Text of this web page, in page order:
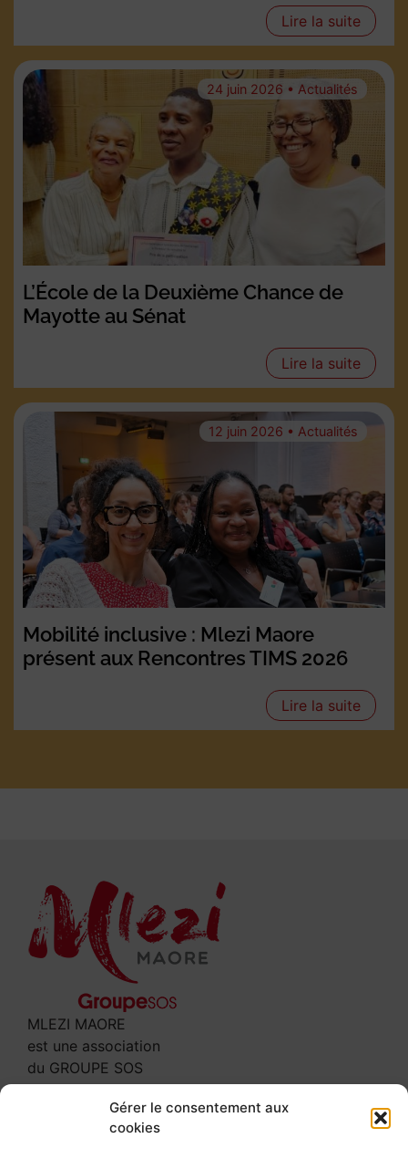
Gérer le consentement aux
cookies
Lire la suite
24 juin 2026 • Actualités
L’École de la Deuxième Chance de
Mayotte au Sénat
Lire la suite
12 juin 2026 • Actualités
Mobilité inclusive : Mlezi Maore
présent aux Rencontres TIMS 2026
Lire la suite
MLEZI MAORE
est une association
du GROUPE SOS